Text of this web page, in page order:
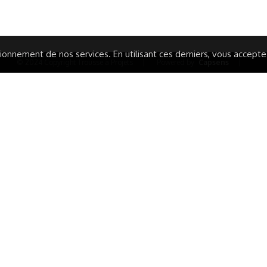
de nos services. En utilisant ces derniers, vous